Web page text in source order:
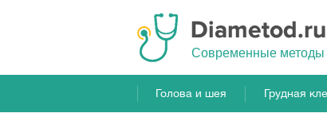
Cовременные методы
Голова и шея Грудная